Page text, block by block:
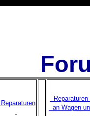
Reparaturen
an Wagen